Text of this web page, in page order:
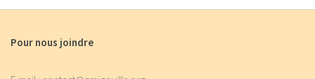
Pour nous joindre